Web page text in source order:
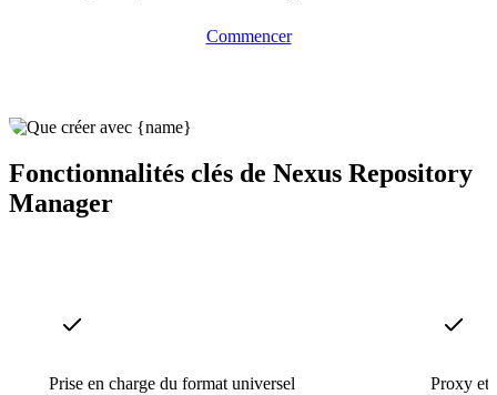
Commencer
Fonctionnalités clés de Nexus Repository
Manager
Prise en charge du format universel Proxy et